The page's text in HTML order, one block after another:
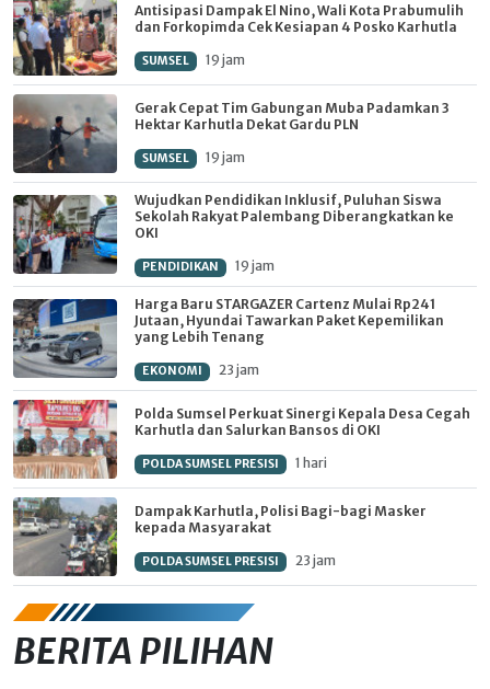
Antisipasi Dampak El Nino, Wali Kota Prabumulih
dan Forkopimda Cek Kesiapan 4 Posko Karhutla
SUMSEL 19 jam
Gerak Cepat Tim Gabungan Muba Padamkan 3
Hektar Karhutla Dekat Gardu PLN
SUMSEL 19 jam
Wujudkan Pendidikan Inklusif, Puluhan Siswa
Sekolah Rakyat Palembang Diberangkatkan ke
OKI
PENDIDIKAN 19 jam
Harga Baru STARGAZER Cartenz Mulai Rp241
Jutaan, Hyundai Tawarkan Paket Kepemilikan
yang Lebih Tenang
EKONOMI 23 jam
Polda Sumsel Perkuat Sinergi Kepala Desa Cegah
Karhutla dan Salurkan Bansos di OKI
POLDA SUMSEL PRESISI 1 hari
Dampak Karhutla, Polisi Bagi-bagi Masker
kepada Masyarakat
POLDA SUMSEL PRESISI 23 jam
BERITA PILIHAN